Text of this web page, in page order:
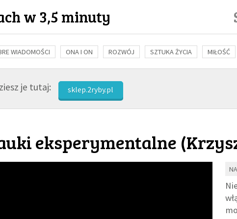
w 3,5 minuty
WIADOMOŚCI ONA I ON ROZWÓJ SZTUKA ŻYCIA MIŁOŚĆ
KOBIETA MĘŻCZYZNA RELIGIE FILOZOFIA KULTURA
je tutaj: sklep.2ryby.pl
eksperymentalne (